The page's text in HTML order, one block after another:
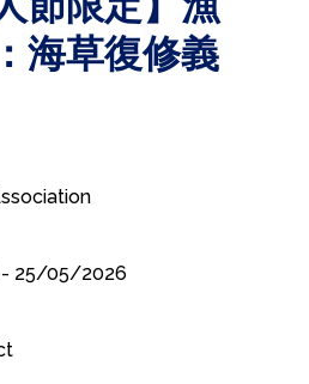
海草復修義
25/05/2026